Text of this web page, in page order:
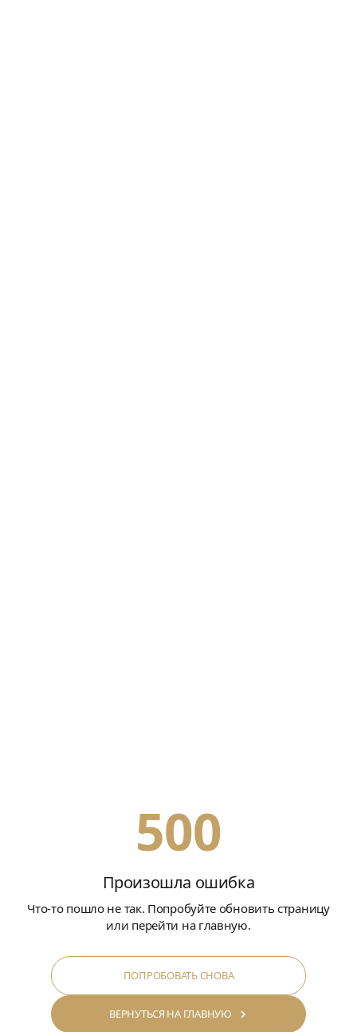
500
Произошла ошибка
Что-то пошло не так. Попробуйте обновить страницу
или перейти на главную.
ПОПРОБОВАТЬ СНОВА
ВЕРНУТЬСЯ НА ГЛАВНУЮ